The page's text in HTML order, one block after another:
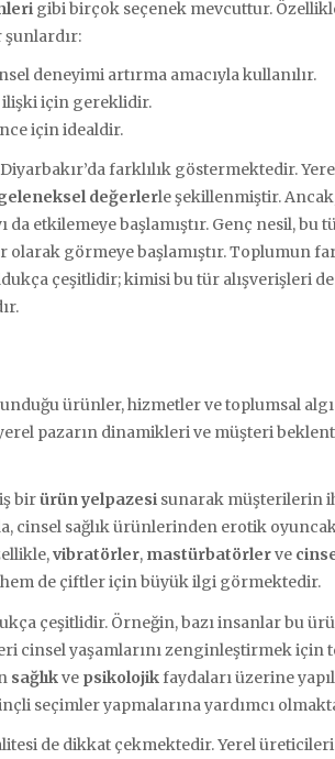
gibi birçok seçenek mevcuttur.
deneyimi artırma amacıyla kullanılır.
için gereklidir.
için idealdir.
farklılık göstermektedir.
değerlerle şekillenmiştir.
da etkilemeye başlamıştır. Genç nesil, bu
olarak görmeye başlamıştır. Toplumun
çeşitlidir; kimisi bu tür alışverişleri
ürünler, hizmetler ve toplumsal
pazarın dinamikleri ve müşteri
birürün yelpazesi sunarak müşterilerin
cinsel sağlık ürünlerinden erotik
vibratörler, mastürbatörlerve
de çiftler için büyük ilgi görmektedir.
çeşitlidir. Örneğin, bazı insanlar bu
cinsel yaşamlarını zenginleştirmek için
sağlıkve psikolojikfaydaları üzerine
seçimler yapmalarına yardımcı
de dikkat çekmektedir. Yerel